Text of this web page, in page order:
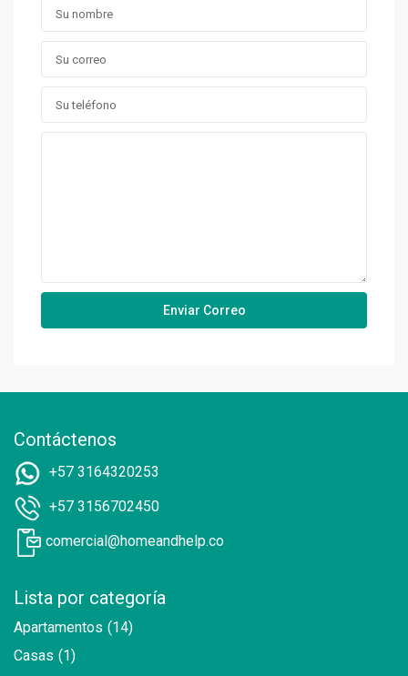
Contáctenos
+57 3164320253
+57 3156702450
comercial@homeandhelp.co
Lista por categoría
Apartamentos (14)
Casas (1)